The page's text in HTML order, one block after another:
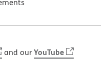
and ourYouTube